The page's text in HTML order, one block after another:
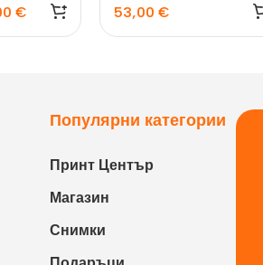
€ 53,00 €
Популярни категории
Принт Център
Магазин
Снимки